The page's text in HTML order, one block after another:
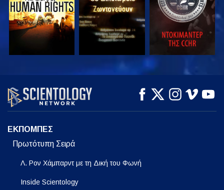
ΠΑΡΑΚΟΛΟΥΘΗΣΤΕ ΠΑΡΑΚΟΛΟΥΘΗΣΤΕ
ΕΞΕΡΕΥΝΗΣΤΕ ΤΗ
ΣΕΙΡΑ
ΕΚΠΟΜΠΕΣ
Πρωτότυπη Σειρά
Λ. Ρον Χάμπαρντ με τη Δική του Φωνή
Inside Scientology